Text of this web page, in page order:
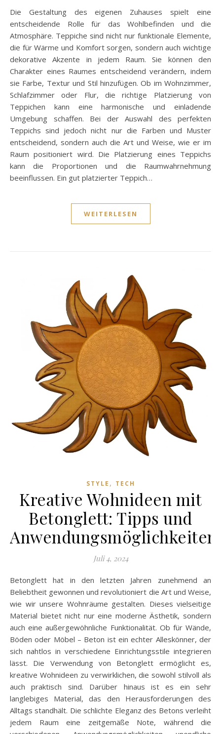
Die Gestaltung des eigenen Zuhauses spielt eine
entscheidende Rolle für das Wohlbefinden und die
Atmosphäre. Teppiche sind nicht nur funktionale Elemente,
die für Wärme und Komfort sorgen, sondern auch wichtige
dekorative Akzente in jedem Raum. Sie können den
Charakter eines Raumes entscheidend verändern, indem
sie Farbe, Textur und Stil hinzufügen. Ob im Wohnzimmer,
Schlafzimmer oder Flur, die richtige Platzierung von
Teppichen kann eine harmonische und einladende
Umgebung schaffen. Bei der Auswahl des perfekten
Teppichs sind jedoch nicht nur die Farben und Muster
entscheidend, sondern auch die Art und Weise, wie er im
Raum positioniert wird. Die Platzierung eines Teppichs
kann die Proportionen und die Raumwahrnehmung
beeinflussen. Ein gut platzierter Teppich…
WEITERLESEN
STYLE , TECH
Kreative Wohnideen mit
Betonglett: Tipps und
Anwendungsmöglichkeiten
Juli 4, 2024
Betonglett hat in den letzten Jahren zunehmend an
Beliebtheit gewonnen und revolutioniert die Art und Weise,
wie wir unsere Wohnräume gestalten. Dieses vielseitige
Material bietet nicht nur eine moderne Ästhetik, sondern
auch eine außergewöhnliche Funktionalität. Ob für Wände,
Böden oder Möbel – Beton ist ein echter Alleskönner, der
sich nahtlos in verschiedene Einrichtungsstile integrieren
lässt. Die Verwendung von Betonglett ermöglicht es,
kreative Wohnideen zu verwirklichen, die sowohl stilvoll als
auch praktisch sind. Darüber hinaus ist es ein sehr
langlebiges Material, das den Herausforderungen des
Alltags standhält. Die schlichte Eleganz des Betons verleiht
jedem Raum eine zeitgemäße Note, während die